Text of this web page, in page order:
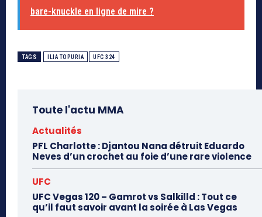
bare-knuckle en ligne de mire ?
TAGS ILIA TOPURIA UFC 324
Toute l'actu MMA
Actualités
PFL Charlotte : Djantou Nana détruit Eduardo
Neves d’un crochet au foie d’une rare violence
UFC
UFC Vegas 120 – Gamrot vs Salkilld : Tout ce
qu’il faut savoir avant la soirée à Las Vegas